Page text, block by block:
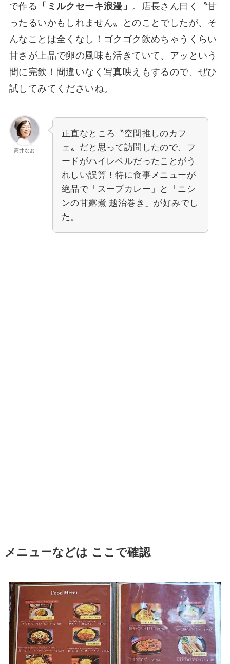
で作る 「ミルクセーキ浪漫」 。店長さん曰く〝甘
ったるいかもしれません〟とのことでしたが、そ
んなことは全くなし！ゴクゴク飲めちゃうくらい
甘さが上品で卵の風味も活きていて、アッという
間に完飲！間違いなく写真映えもするので、ぜひ
試してみてくださいね。
高井なお
正直なところ〝空間推しのカフ
ェ〟だと思って訪問したので、フ
ードがハイレベルだったことがう
れしい誤算！特に食事メニューが
絶品で「スープカレー」と「ニシ
ンの甘露煮 越治巻き」が好みでし
た。
メニューなどは ここで確認